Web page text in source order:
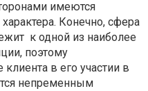
имеются
Конечно, сфера
к одной из наиболее
поэтому
в его участии в
непременным